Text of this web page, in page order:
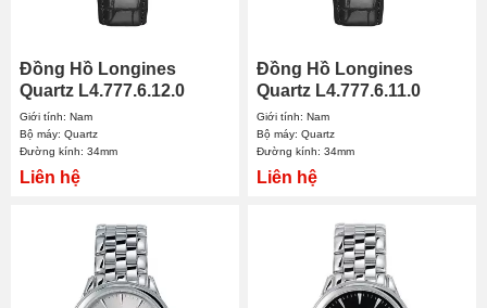
Đồng Hồ Longines
Quartz L4.777.6.12.0
34mm Nam
Giới tính: Nam
Bộ máy: Quartz
Đường kính: 34mm
Liên hệ
Đồng Hồ Longines
Quartz L4.777.6.11.0
34mm Nam
Giới tính: Nam
Bộ máy: Quartz
Đường kính: 34mm
Liên hệ